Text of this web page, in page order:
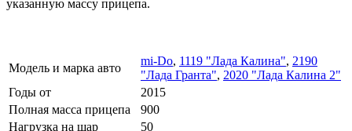
указанную массу прицепа.
Модель и марка авто
mi-Do, 1119 "Лада Калина", 2190
"Лада Гранта", 2020 "Лада Калина 2"
Годы от
2015
Полная масса прицепа
900
Нагрузка на шар
50